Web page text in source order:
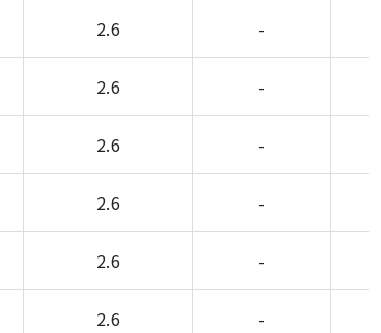
2.6 -
2.6 -
2.6 -
2.6 -
2.6 -
2.6 -